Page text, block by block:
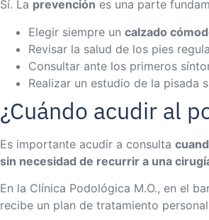
Sí. La prevención es una parte
Elegir siempre un calzado
Revisar la salud de los pies
Consultar ante los primeros
Realizar un estudio de la pisada
¿Cuándo acudir al
Es importante acudir a consulta
sin necesidad de recurrir a una
En la Clínica Podológica M.O., en el
recibe un plan de tratamiento